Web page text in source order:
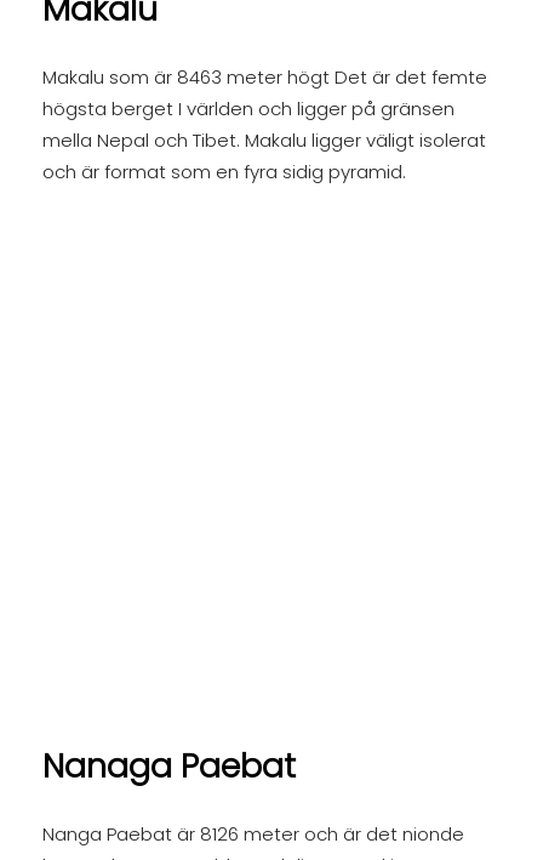
Makalu
Makalu som är 8463 meter högt Det är det femte
högsta berget I världen och ligger på gränsen
mella Nepal och Tibet. Makalu ligger väligt isolerat
och är format som en fyra sidig pyramid.
Nanaga Paebat
Nanga Paebat är 8126 meter och är det nionde